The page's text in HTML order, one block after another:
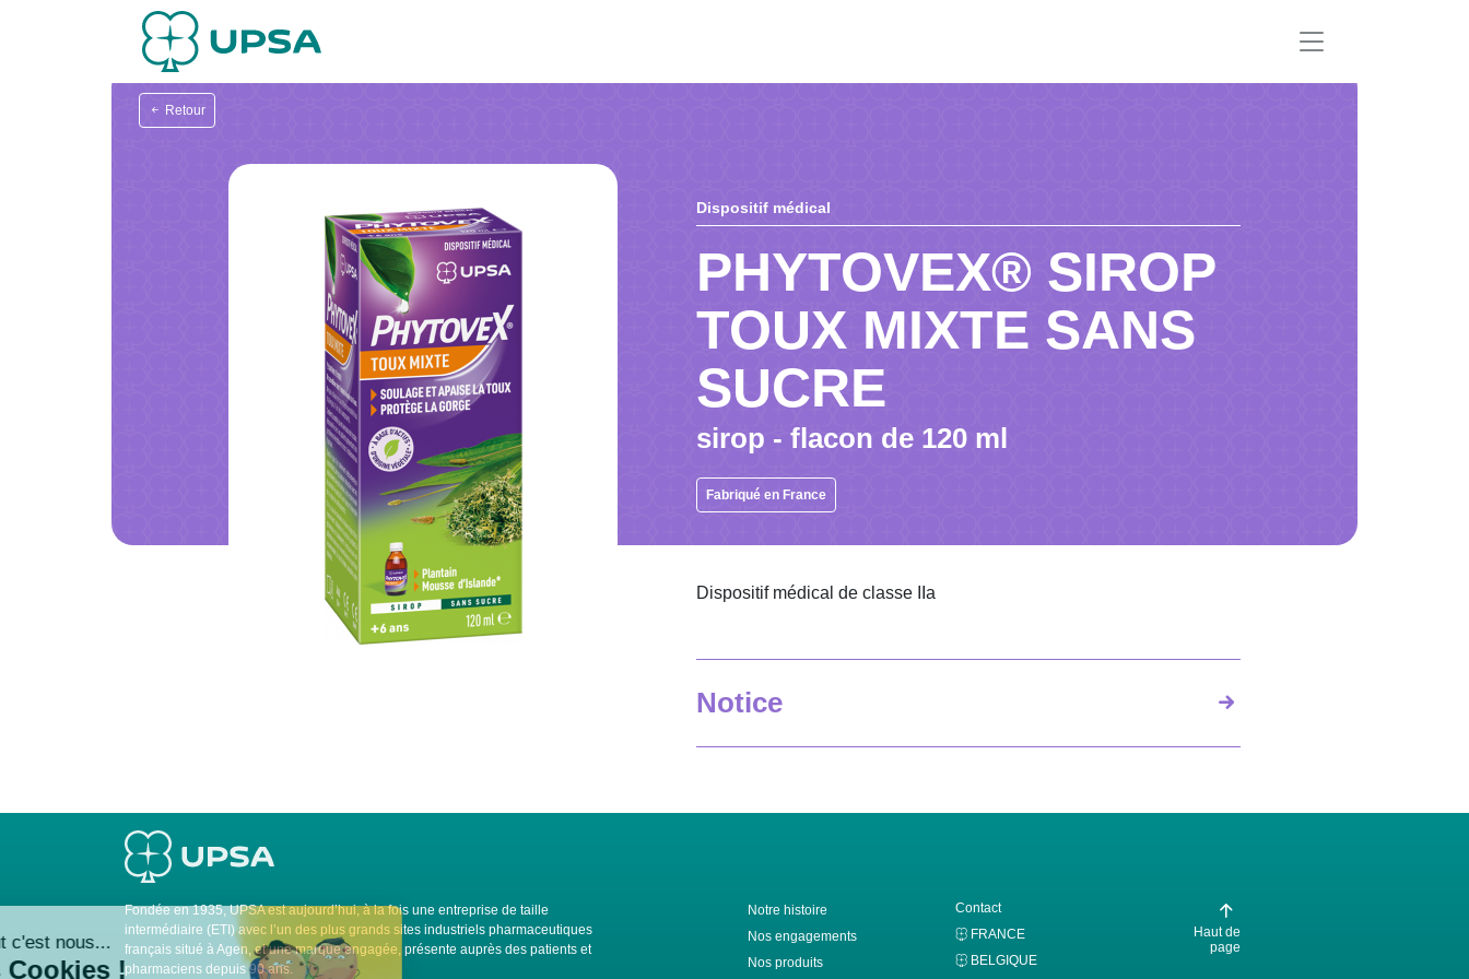
Retour
Dispositif médical
PHYTOVEX® SIROP
TOUX MIXTE SANS
SUCRE
sirop - flacon de 120 ml
Fabriqué en France
Dispositif médical de classe IIa
Notice
Fondée en 1935, UPSA est aujourd’hui, à la fois une entreprise de taille
intermédiaire (ETI) avec l’un des plus grands sites industriels pharmaceutiques
français situé à Agen, et une marque engagée, présente auprès des patients et
pharmaciens depuis 90 ans.
Notre histoire
Nos engagements
Nos produits
Contact
FRANCE
BELGIQUE
Haut de
page